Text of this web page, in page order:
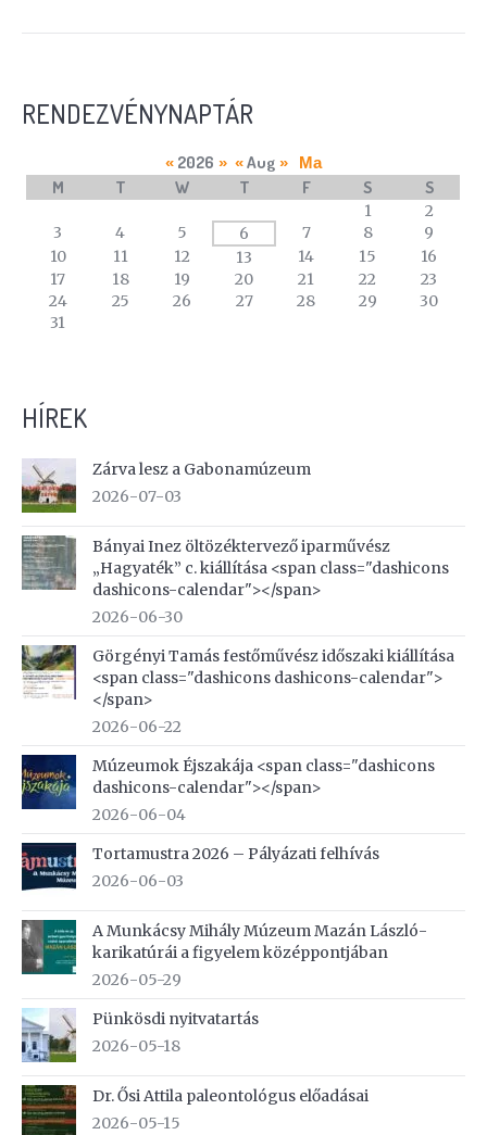
RENDEZVÉNYNAPTÁR
calendar
events
« 2026 » « Aug » Ma
M T W T F S S
1
2
3
4 5 6 7 8
9
10
11 12 13 14 15
16
17
18 19 20 21 22
23
24
25 26 27 28 29
30
31
HÍREK
Zárva lesz a Gabonamúzeum
2026-07-03
Bányai Inez öltözéktervező iparművész
„Hagyaték” c. kiállítása <span class="dashicons
dashicons-calendar"></span>
2026-06-30
Görgényi Tamás festőművész időszaki kiállítása
<span class="dashicons dashicons-calendar">
</span>
2026-06-22
Múzeumok Éjszakája <span class="dashicons
dashicons-calendar"></span>
2026-06-04
Tortamustra 2026 – Pályázati felhívás
2026-06-03
A Munkácsy Mihály Múzeum Mazán László-
karikatúrái a figyelem középpontjában
2026-05-29
Pünkösdi nyitvatartás
2026-05-18
Dr. Ősi Attila paleontológus előadásai
2026-05-15